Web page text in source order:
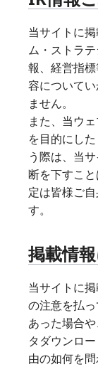
当サイトに
ム・ストラ
報、経営指
容について
ません。
また、当ウ
を目的にし
う際は、当
断を下すこ
定は皆様ご
す。
掲載情
当サイトに
の注意を払
あった場合
タダウンロ
由の如何を